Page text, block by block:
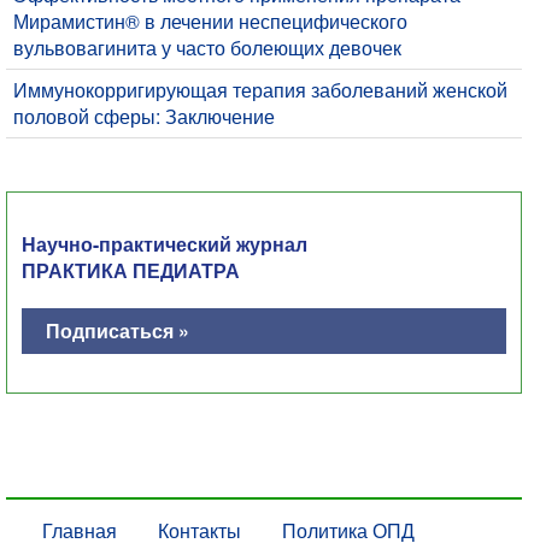
Мирамистин® в лечении неспецифического
вульвовагинита у часто болеющих девочек
Иммунокорригирующая терапия заболеваний женской
половой сферы: Заключение
Научно-практический журнал
ПРАКТИКА ПЕДИАТРА
Подписаться »
Главная Контакты Политика ОПД